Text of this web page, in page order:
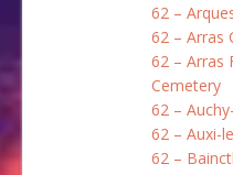
62 –
62 – Arras
62 – Arras
Cemetery
62 –
62 – Auxi-
62 –